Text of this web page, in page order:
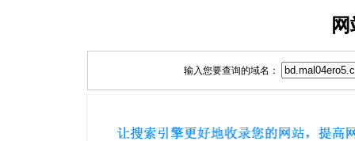
输入您要查询的域名：